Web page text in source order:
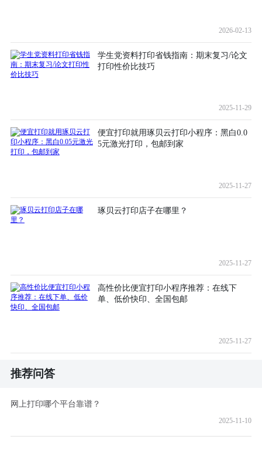
2026-02-13
学生党资料打印省钱指南：期末复习/论文
打印性价比技巧
2025-11-29
便宜打印就用琢贝云打印小程序：黑白0.0
5元激光打印，包邮到家
2025-11-27
琢贝云打印店子在哪里？
2025-11-27
高性价比便宜打印小程序推荐：在线下
单、低价快印、全国包邮
2025-11-27
推荐问答
网上打印哪个平台靠谱？
2025-11-10